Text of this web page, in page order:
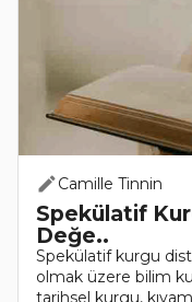
Camille Tinnin
Spekülatif
Değe..
Spekülatif kurgu
olmak üzere bilim
tarihsel kurgu,